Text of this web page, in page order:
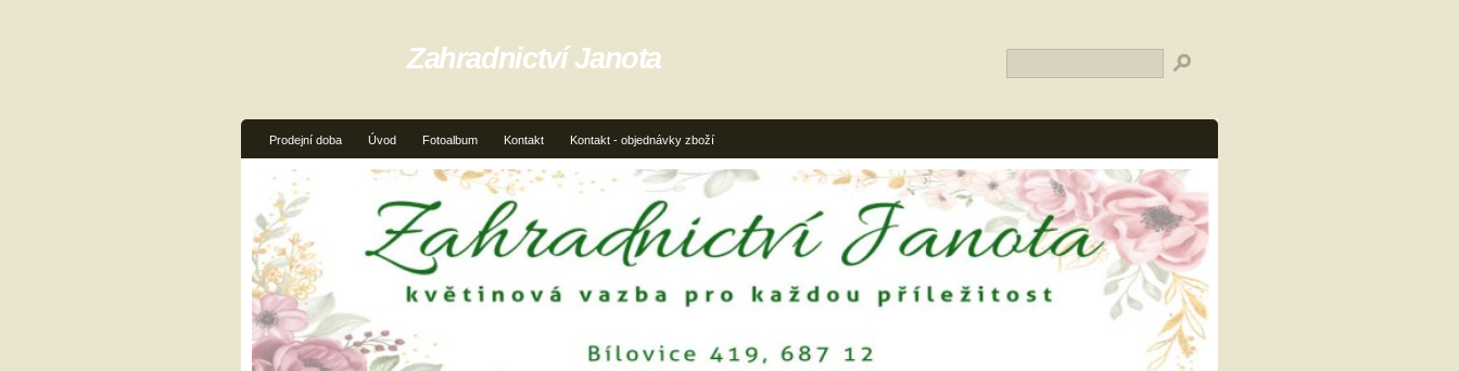
Prodejní doba Úvod Fotoalbum Kontakt Kontakt - objednávky zboží
Zahradnictví Janota